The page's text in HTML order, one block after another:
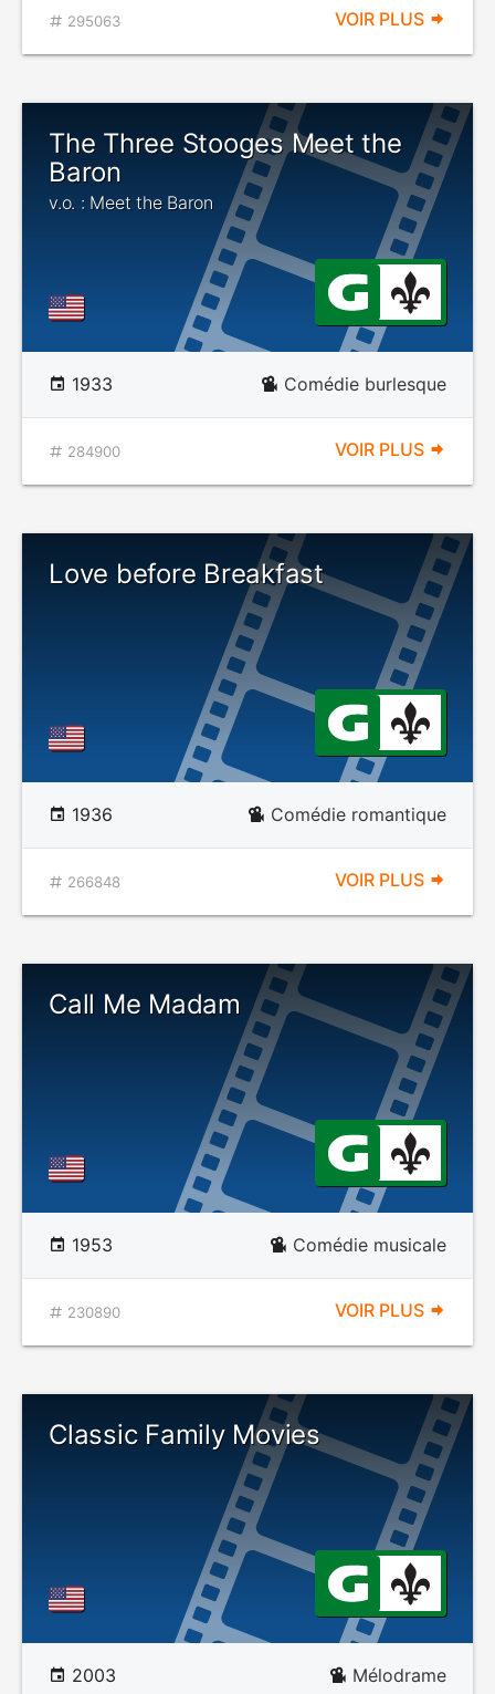
295063 VOIR PLUS
The Three Stooges Meet the
Baron
v.o. : Meet the Baron
1933 Comédie burlesque
284900 VOIR PLUS
Love before Breakfast
1936 Comédie romantique
266848 VOIR PLUS
Call Me Madam
1953 Comédie musicale
230890 VOIR PLUS
Classic Family Movies
2003 Mélodrame